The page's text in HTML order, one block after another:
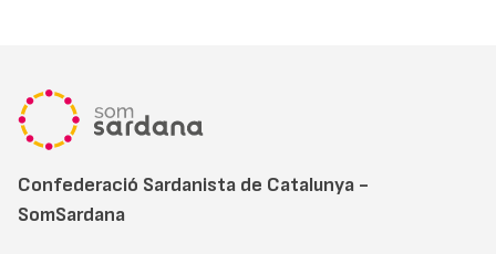
Confederació Sardanista de Catalunya -
SomSardana